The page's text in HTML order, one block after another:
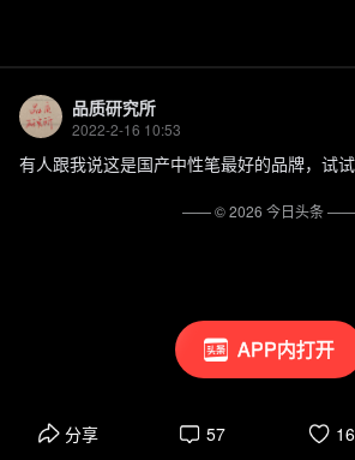
APP内打开
品质研究所
2022-2-16 10:53
有人跟我说这是国产中性笔最好的品牌，试
分享 57
—— ©2026 今日头条——